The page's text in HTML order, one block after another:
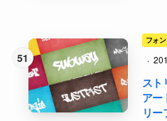
フォ
·
スト
アー
リ